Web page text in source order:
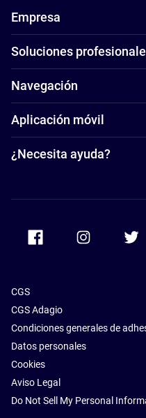
Empresa
Soluciones
Navegación
Aplicación móvil
¿Necesita ayuda?
Accor Facebook
CGS
CGS Adagio
Condiciones generales de
Datos personales
Cookies
Aviso Legal
Do Not Sell My Personal